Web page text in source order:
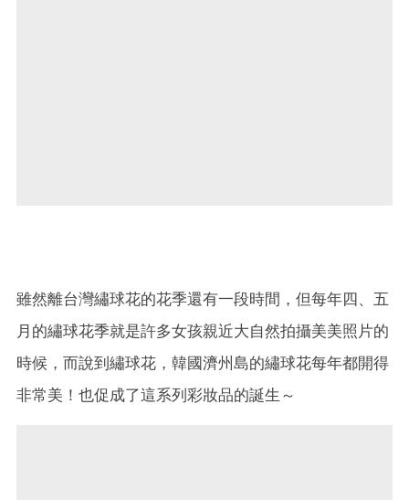
雖然離台灣繡球花的花季還有一段時間，但每年四、五
月的繡球花季就是許多女孩親近大自然拍攝美美照片的
時候，而說到繡球花，韓國濟州島的繡球花每年都開得
非常美！也促成了這系列彩妝品的誕生～